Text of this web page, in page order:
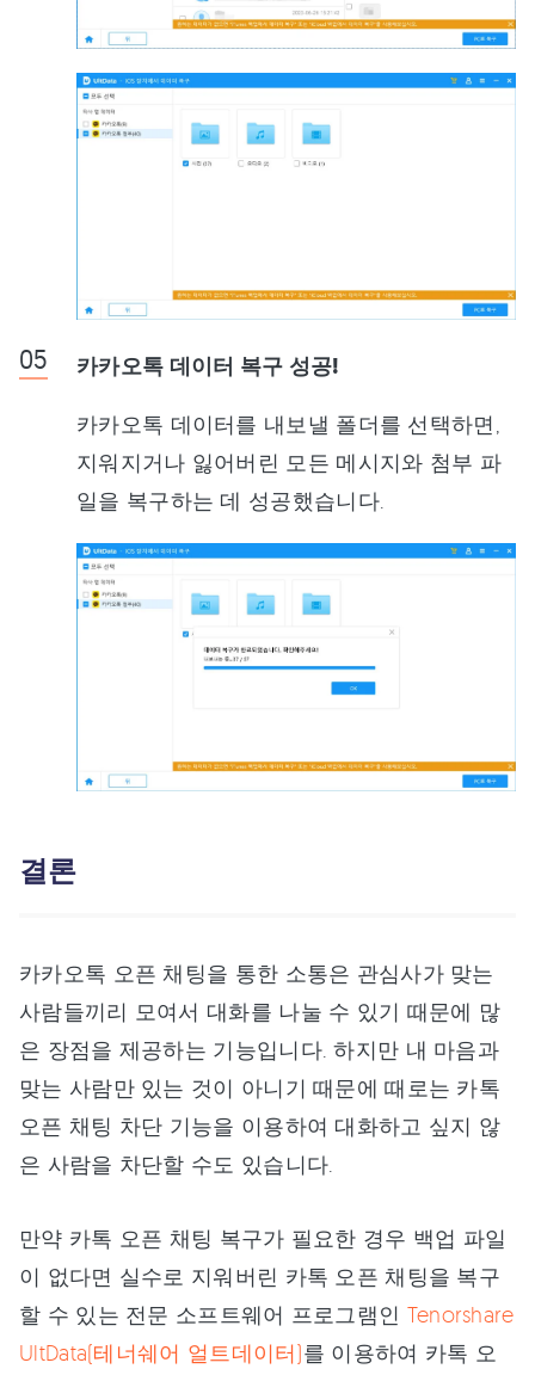
카카오톡 데이터 복구 성공!
카카오톡 데이터를 내보낼 폴더를 선택하면,
지워지거나 잃어버린 모든 메시지와 첨부 파
일을 복구하는 데 성공했습니다.
결론
카카오톡 오픈 채팅을 통한 소통은 관심사가 맞는
사람들끼리 모여서 대화를 나눌 수 있기 때문에 많
은 장점을 제공하는 기능입니다. 하지만 내 마음과
맞는 사람만 있는 것이 아니기 때문에 때로는 카톡
오픈 채팅 차단 기능을 이용하여 대화하고 싶지 않
은 사람을 차단할 수도 있습니다.
만약 카톡 오픈 채팅 복구가 필요한 경우 백업 파일
이 없다면 실수로 지워버린 카톡 오픈 채팅을 복구
할 수 있는 전문 소프트웨어 프로그램인 Tenorshare
UltData(테너쉐어 얼트데이터)를 이용하여 카톡 오